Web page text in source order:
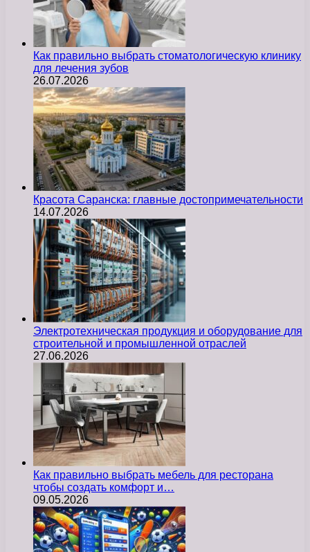
Как правильно выбрать стоматологическую клинику
для лечения зубов
26.07.2026
Красота Саранска: главные достопримечательности
14.07.2026
Электротехническая продукция и оборудование для
строительной и промышленной отраслей
27.06.2026
Как правильно выбрать мебель для ресторана
чтобы создать комфорт и…
09.05.2026